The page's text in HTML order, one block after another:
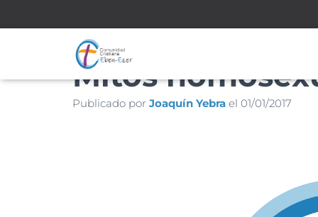
Mitos
Publicado por Joaquín Yebra el 01/01/2017